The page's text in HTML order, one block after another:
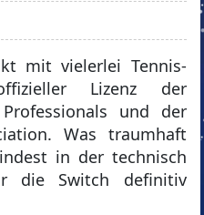
mit vielerlei Tennis-
Lizenz der
und der
Was traumhaft
in der technisch
die Switch definitiv